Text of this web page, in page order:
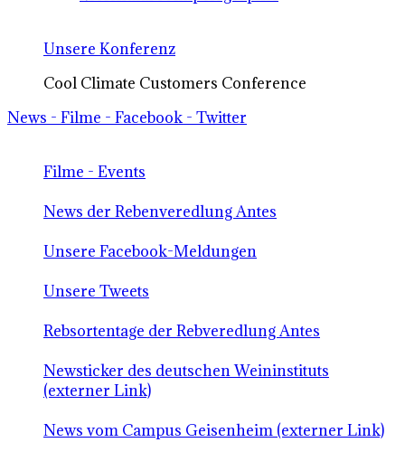
Unsere Konferenz
Cool Climate Customers Conference
News - Filme - Facebook - Twitter
Filme - Events
News der Rebenveredlung Antes
Unsere Facebook-Meldungen
Unsere Tweets
Rebsortentage der Rebveredlung Antes
Newsticker des deutschen Weininstituts
(externer Link)
News vom Campus Geisenheim (externer Link)